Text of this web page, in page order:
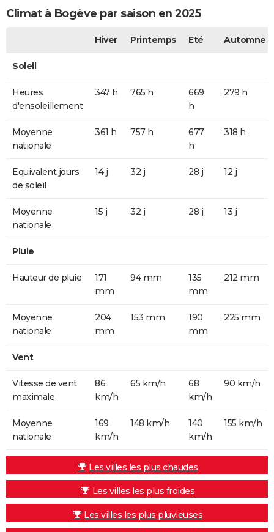
Climat à Bogève par saison en 2025
Hiver Printemps Eté Automne
Soleil
Heures
d'ensoleillement
347 h 765 h
669
h
279 h
Moyenne
nationale
361 h 757 h
677
h
318 h
Equivalent jours
de soleil
14 j 32 j 28 j 12 j
Moyenne
nationale
15 j 32 j 28 j 13 j
Pluie
Hauteur de pluie
171
mm
94 mm
135
mm
212 mm
Moyenne
nationale
204
mm
153 mm
190
mm
225 mm
Vent
Vitesse de vent
maximale
86
km/h
65 km/h
68
km/h
90 km/h
Moyenne
nationale
169
km/h
148 km/h
140
km/h
155 km/h
Les villes les plus chaudes
Les villes les plus froides
Les villes les plus pluvieuses